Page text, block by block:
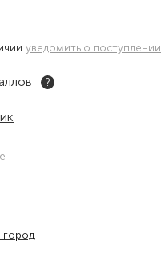
уведомить о поступлении
?
город